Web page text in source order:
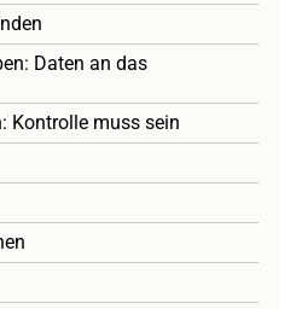
Daten an das
Kontrolle muss sein